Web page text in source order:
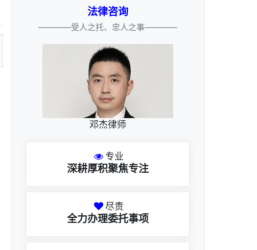
法律咨询
————受人之托、忠人之事————
邓杰律师
专业
深耕厚积聚焦专注
尽责
全力办理委托事项